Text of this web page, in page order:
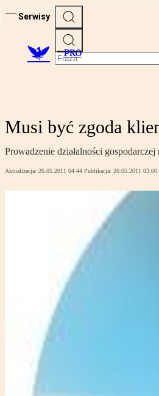
Serwisy
PRO
Musi być zgoda
Prowadzenie działalności
Aktualizacja: 26.05.2011 04:44 Publikacja: 26.05.2011 03:00